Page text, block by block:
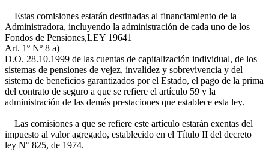
Estas comisiones estarán destinadas al financiamiento de la
Administradora, incluyendo la administración de cada uno de los
Fondos de Pensiones,LEY 19641
Art. 1º Nº 8 a)
D.O. 28.10.1999 de las cuentas de capitalización individual, de los
sistemas de pensiones de vejez, invalidez y sobrevivencia y del
sistema de beneficios garantizados por el Estado, el pago de la prima
del contrato de seguro a que se refiere el artículo 59 y la
administración de las demás prestaciones que establece esta ley.
Las comisiones a que se refiere este artículo estarán exentas del
impuesto al valor agregado, establecido en el Título II del decreto
ley N° 825, de 1974.